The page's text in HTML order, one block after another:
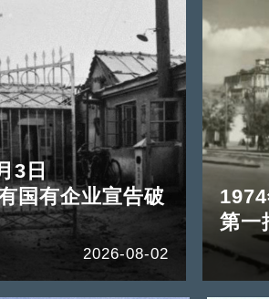
3日
国有企业宣告破
2026-08-02
第一